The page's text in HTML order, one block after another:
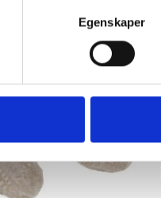
Egenskaper